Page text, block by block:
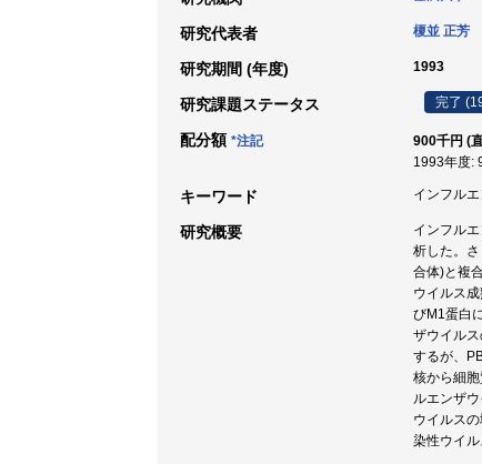
研究代表者 榎並 正芳
研究期間 (年度) 1993
研究課題ステータス 完了
配分額 *注記
900千円 (
1993年度:
キーワード インフル
研究概要
インフル
析した。
合体)と複
ウイルス
びM1蛋白
ザウイル
するが、
核から細
ルエンザ
ウイルス
染性ウイ